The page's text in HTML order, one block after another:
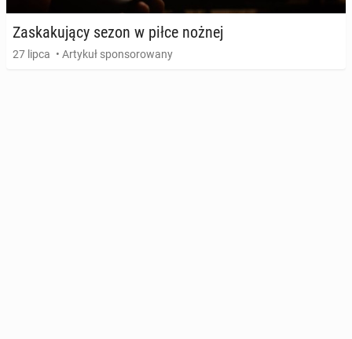
Za­ska­ku­ją­cy sezon w piłce nożnej
27 lipca • Artykuł sponsorowany